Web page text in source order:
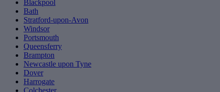
Blackpool
Bath
Stratford-upon-Avon
Windsor
Portsmouth
Queensferry
Brampton
Newcastle upon Tyne
Dover
Harrogate
Colchester